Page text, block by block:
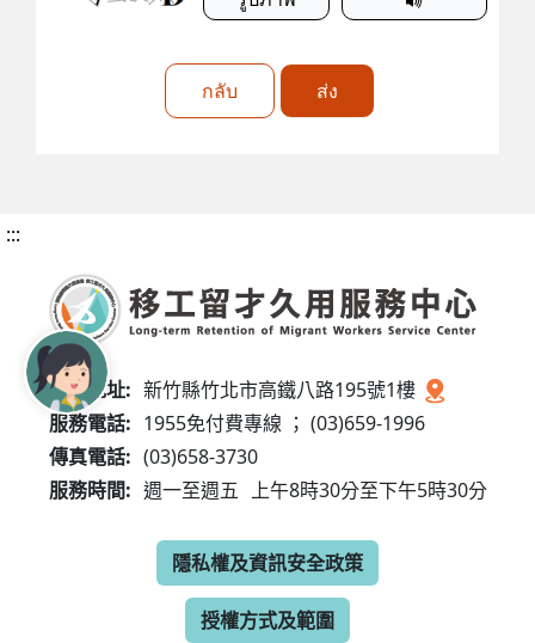
กลับ ส่ง
:::
服務地址: 新竹縣竹北市高鐵八路195號1樓
服務電話: 1955免付費專線 ； (03)659-1996
傳真電話: (03)658-3730
服務時間: 週一至週五 上午8時30分至下午5時30分
隱私權及資訊安全政策
授權方式及範圍